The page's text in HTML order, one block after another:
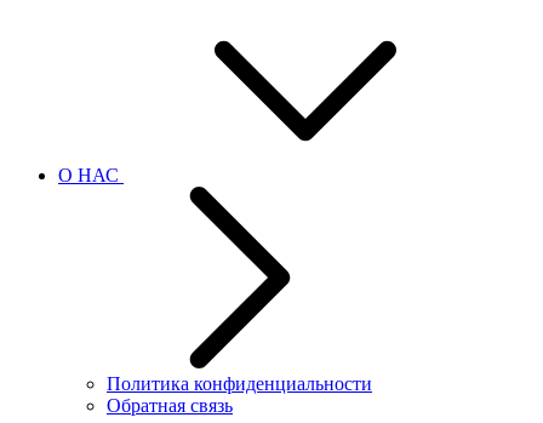
О НАС
Политика конфиденциальности
Обратная связь